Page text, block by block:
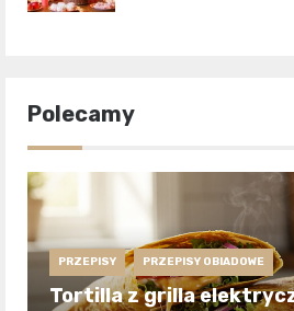
Polecamy
PRZEPISY PRZEPISY OBIADOWE
Tortilla z grilla